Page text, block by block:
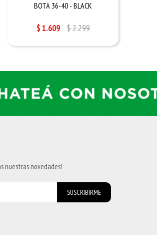
BOTA 36-40 - BLACK
$1.609 $2.299
nuestras novedades!
SUSCRIBIRME